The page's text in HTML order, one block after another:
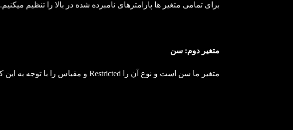
برای تمامی متغیر ها پارامترهای نامبرده شده در بالا را تنظیم میکنیم.
متغیر دوم: سن
متغیر ما سن است و نوع آن را Restricted و مقیاس را با توجه به این که عددی است Scale در نظر می گیریم.